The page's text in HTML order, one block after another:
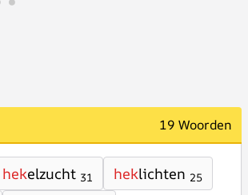
19 Woorden
hekelzucht 31 heklichten 25